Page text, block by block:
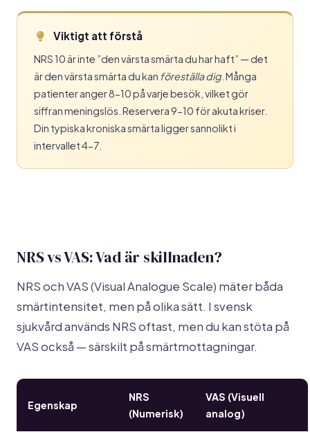
Viktigt att förstå
NRS 10 är inte ”den värsta smärta du har haft” — det
är den värsta smärta du kan föreställa dig. Många
patienter anger 8-10 på varje besök, vilket gör
siffran meningslös. Reservera 9-10 för akuta kriser.
Din typiska kroniska smärta ligger sannolikt i
intervallet 4-7.
NRS vs VAS: Vad är skillnaden?
NRS och VAS (Visual Analogue Scale) mäter båda
smärtintensitet, men på olika sätt. I svensk
sjukvård används NRS oftast, men du kan stöta på
VAS också — särskilt på smärtmottagningar.
Egenskap
NRS
(Numerisk)
VAS (Visuell
analog)